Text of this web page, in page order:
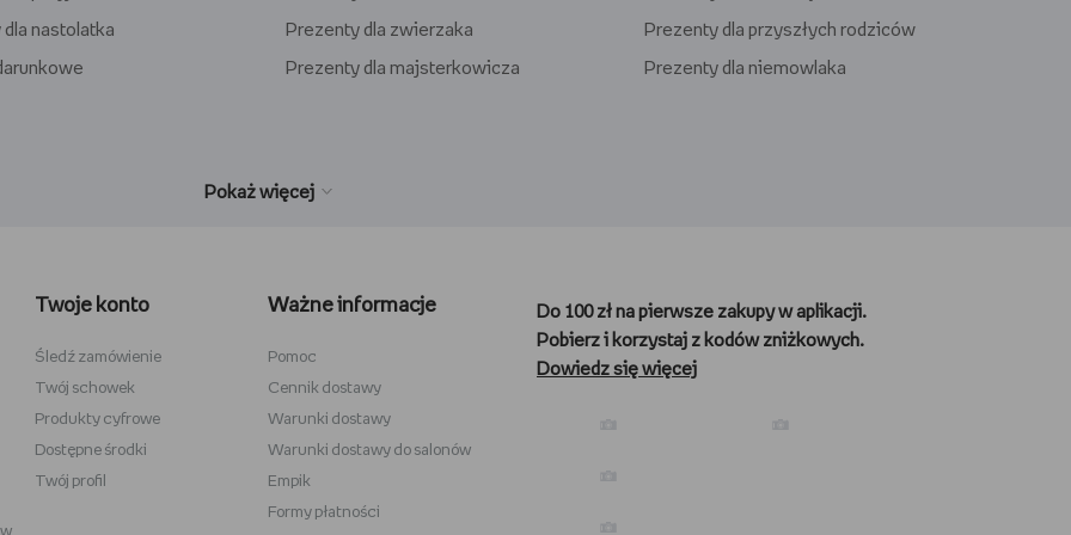
dla nastolatka Prezenty dla zwierzaka
Prezenty dla majsterkowicza
Prezenty dla przyszłych rodziców
Prezenty dla niemowlaka
dzieci
do szkicowania
Stranger Things
Star Wars
Władca Pierścieni
Prezenty dla kibica
Prezenty dla biegacza
Twoje konto
Śledź zamówienie
Twój schowek
Produkty cyfrowe
Dostępne środki
Twój profil
Ważne informacje
Pomoc
Cennik dostawy
Warunki dostawy
Warunki dostawy do salonów
Empik
Formy płatności
Do 100 zł na pierwsze zakupy w aplikacji.
Pobierz i korzystaj z kodów zniżkowych.
Dowiedz się więcej